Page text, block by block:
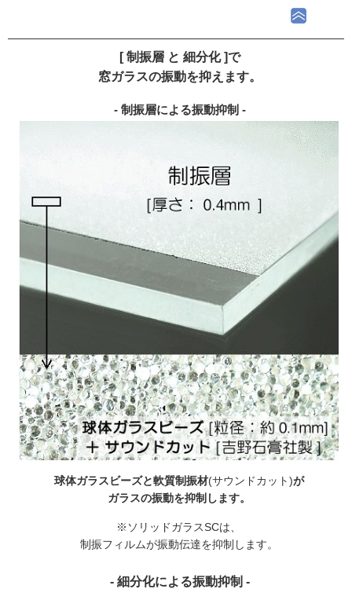
[ 制振層 と 細分化 ]で
窓ガラスの振動を抑えます。
- 制振層による振動抑制 -
球体ガラスビーズと軟質制振材(サウンドカット)が
ガラスの振動を抑制します。
※ソリッドガラスSCは、
制振フィルムが振動伝達を抑制します。
- 細分化による振動抑制 -